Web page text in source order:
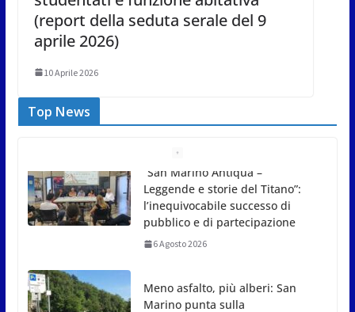
(report della seduta serale del 9
aprile 2026)
10 Aprile 2026
Top News
Meno asfalto, più alberi: San
Marino punta sulla
depavimentazione per
contrastare caldo e rischio